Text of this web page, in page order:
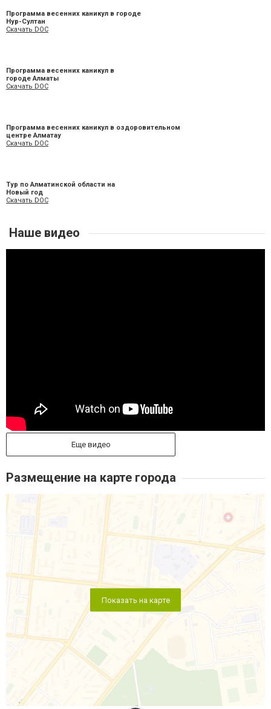
Программа весенних каникул в городе
Нур-Султан
Скачать DOC
Программа весенних каникул в
городе Алматы
Скачать DOC
Программа весенних каникул в оздоровительном
центре Алматау
Скачать DOC
Тур по Алматинской области на
Новый год
Скачать DOC
Наше видео
Еще видео
Размещение на карте города
Показать на карте